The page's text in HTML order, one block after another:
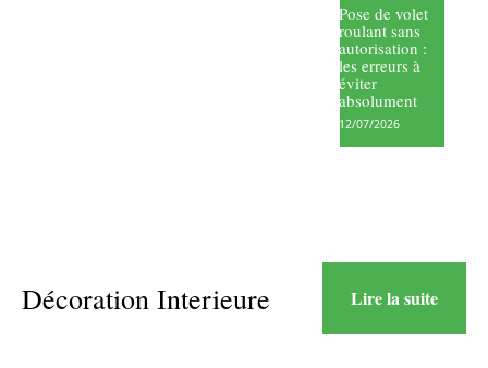
Pose de volet
roulant sans
autorisation :
les erreurs à
éviter
absolument
12/07/2026
Décoration Interieure Lire la suite
Couloir
espaces
et
retrouss